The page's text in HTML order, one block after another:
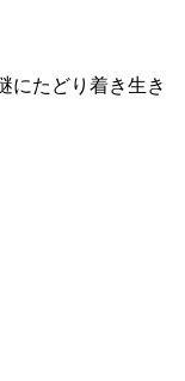
にたどり着き生き